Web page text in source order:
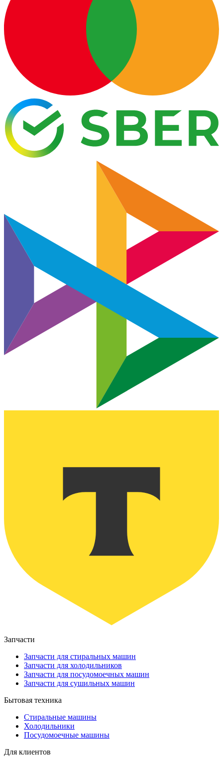
Запчасти
Запчасти для стиральных машин
Запчасти для холодильников
Запчасти для посудомоечных машин
Запчасти для сушильных машин
Бытовая техника
Стиральные машины
Холодильники
Посудомоечные машины
Для клиентов